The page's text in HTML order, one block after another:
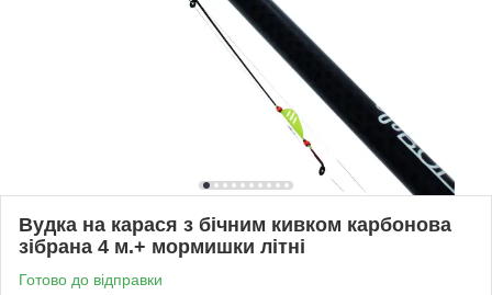
Вудка на карася з бічним кивком карбонова
зібрана 4 м.+ мормишки літні
Готово до відправки